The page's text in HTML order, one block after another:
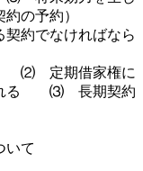
の予約）
契約でなければなら
⑵ 定期借家権に
れる ⑶ 長期契約
て